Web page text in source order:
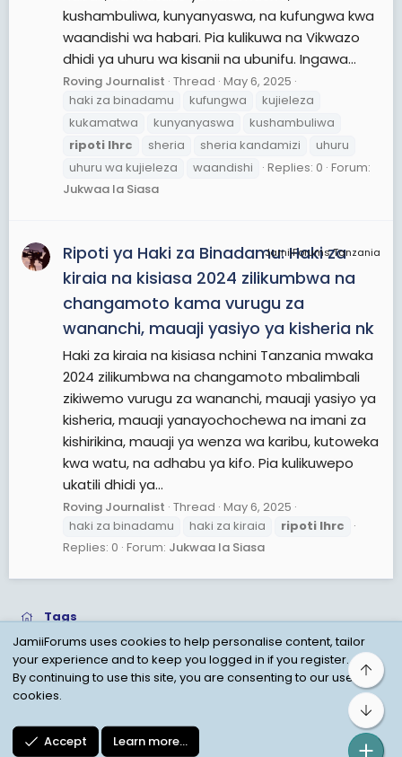
kushambuliwa, kunyanyaswa, na kufungwa kwa
waandishi wa habari. Pia kulikuwa na Vikwazo
dhidi ya uhuru wa kisanii na ubunifu. Ingawa...
Roving Journalist Thread May 6, 2025
haki za binadamu
kufungwa
kujieleza
kukamatwa
kunyanyaswa
kushambuliwa
ripoti lhrc sheria sheria kandamizi
uhuru
uhuru wa kujieleza
waandishi Replies: 0 Forum:
Jukwaa la Siasa
JamiiForums Tanzania
Ripoti ya Haki za Binadamu: Haki za
kiraia na kisiasa 2024 zilikumbwa na
changamoto kama vurugu za
wananchi, mauaji yasiyo ya kisheria nk
Haki za kiraia na kisiasa nchini Tanzania mwaka
2024 zilikumbwa na changamoto mbalimbali
zikiwemo vurugu za wananchi, mauaji yasiyo ya
kisheria, mauaji yanayochochewa na imani za
kishirikina, mauaji ya wenza wa karibu, kutoweka
kwa watu, na adhabu ya kifo. Pia kulikuwepo
ukatili dhidi ya...
Roving Journalist Thread May 6, 2025
haki za binadamu
haki za kiraia ripoti lhrc
Replies: 0 Forum: Jukwaa la Siasa
Tags
Child Protection Policy
Personal Data Protection
JamiiForums uses cookies to help personalise content, tailor
your experience and to keep you logged in if you register.
By continuing to use this site, you are consenting to our use of
cookies.
Accept Learn more…
Top